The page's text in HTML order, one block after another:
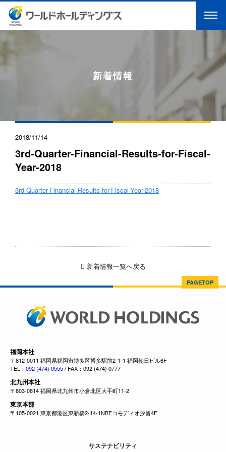
新着情報
2018/11/14
3rd-Quarter-Financial-Results-for-Fiscal-
Year-2018
3rd-Quarter-Financial-Results-for-Fiscal-Year-2018
新着情報一覧へ戻る
PAGETOP
福岡本社
〒812-0011 福岡県福岡市博多区博多駅前2-1-1 福岡朝日ビル6F
TEL： 092 (474) 0555/ FAX：092 (474) 0777
北九州本社
〒803-0814 福岡県北九州市小倉北区大手町11-2
東京本部
〒105-0021 東京都港区東新橋2-14-1NBFコモディオ汐留4F
サステナビリティ